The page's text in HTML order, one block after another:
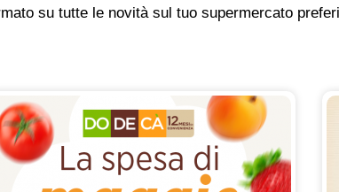
su tutte le novità sul tuo supermercato